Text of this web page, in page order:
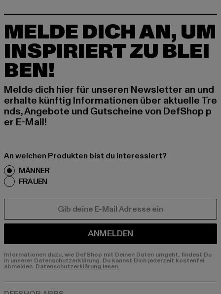
MELDE DICH AN, UM
INSPIRIERT ZU BLEI
BEN!
Melde dich hier für unseren Newsletter an und
erhalte künftig Informationen über aktuelle Tre
nds, Angebote und Gutscheine von DefShop p
er E-Mail!
An welchen Produkten bist du interessiert?
MÄNNER
FRAUEN
ANMELDEN
Informationen dazu, wie DefShop mit Deinen Daten umgeht, findest Du
in unserer Datenschutzerklärung. Du kannst Dich jederzeit kostenfei
abmelden. Datenschutzerklärung lesen.